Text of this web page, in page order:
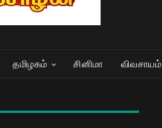
தமிழகம் சினிமா விவசாயம்